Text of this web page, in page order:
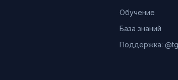
Обучение
База знаний
Поддержка: